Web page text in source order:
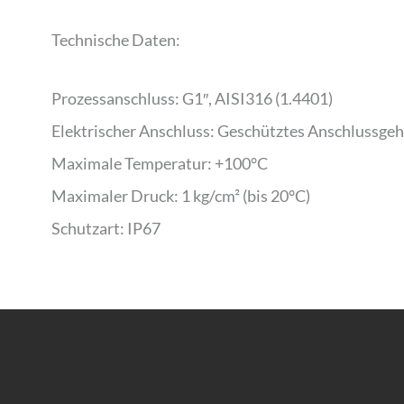
Technische Daten:
Prozessanschluss: G1″, AISI316 (1.4401)
Elektrischer Anschluss: Geschütztes
Maximale Temperatur: +100°C
Maximaler Druck: 1 kg/cm² (bis 20°C)
Schutzart: IP67